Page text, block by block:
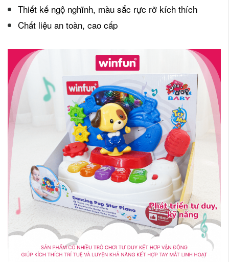
Thiết kế ngộ nghĩnh, màu sắc rực rỡ kích thích
Chất liệu an toàn, cao cấp